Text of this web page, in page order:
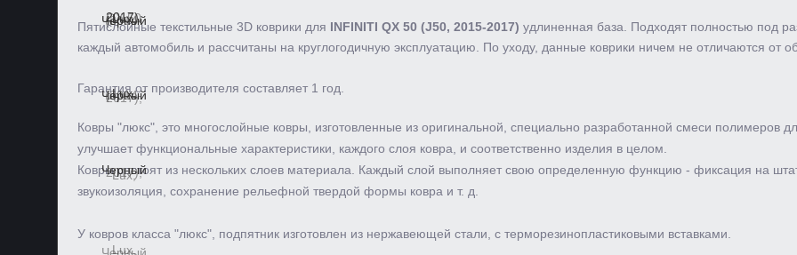
Пятислойные текстильные 3D коврики для INFINITI QX 50 (J50, 2015-2017) удлиненная база. Подходят полностью под
каждый автомобиль и рассчитаны на круглогодичную эксплуатацию. По уходу, данные коврики ничем не отличаются от
Гарантия от производителя составляет 1 год.
Ковры "люкс", это многослойные ковры, изготовленные из оригинальной, специально разработанной смеси полимеров
улучшает функциональные характеристики, каждого слоя ковра, и соответственно изделия в целом.
Ковры состоят из нескольких слоев материала. Каждый слой выполняет свою определенную функцию - фиксация на
звукоизоляция, сохранение рельефной твердой формы ковра и т. д.
У ковров класса "люкс", подпятник изготовлен из нержавеющей стали, с терморезинопластиковыми вставками.